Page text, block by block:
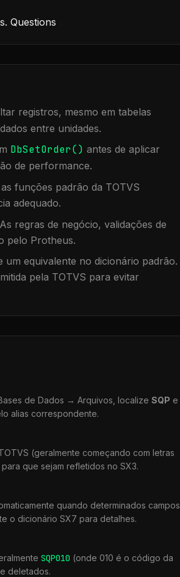
Questions
registros, mesmo em tabelas
entre unidades.
DbSetOrder() antes de aplicar
de performance.
funções padrão da TOTVS
adequado.
regras de negócio, validações de
pelo Protheus.
equivalente no dicionário padrão.
pela TOTVS para evitar
de Dados → Arquivos, localize SQP e
alias correspondente.
(geralmente começando com letras
que sejam refletidos no SX3.
quando determinados campos
o dicionário SX7 para detalhes.
SQP010 (onde 010 é o código da
deletados.